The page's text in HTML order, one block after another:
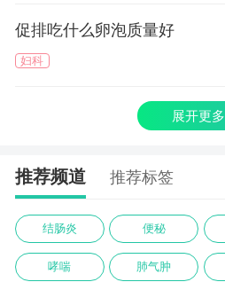
促排吃什么卵泡质量好
妇科
展开更多
推荐频道 推荐标签
结肠炎 便秘
哮喘 肺气肿